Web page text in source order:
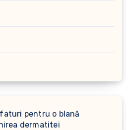
pentru o blană
dermatitei